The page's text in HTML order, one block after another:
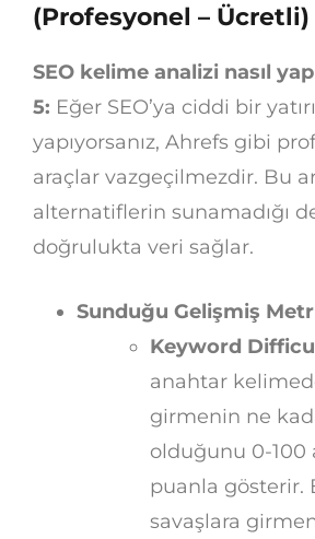
(Profesyonel – Ücretli)
SEO kelime analizi nasıl
5: Eğer SEO’ya ciddi bir
yapıyorsanız, Ahrefs gibi
araçlar vazgeçilmezdir. Bu
alternatiflerin sunamadığı
doğrulukta veri sağlar.
Sunduğu Gelişmiş
Keyword
anahtar
girmenin ne
olduğunu 0-100
puanla gösterir.
savaşlara